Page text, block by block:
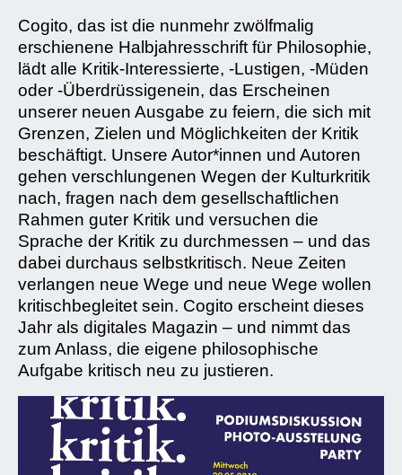
Cogito, das ist die nunmehr zwölfmalig
erschienene Halbjahresschrift für Philosophie,
lädt alle Kritik-Interessierte, -Lustigen, -Müden
oder -Überdrüssigenein, das Erscheinen
unserer neuen Ausgabe zu feiern, die sich mit
Grenzen, Zielen und Möglichkeiten der Kritik
beschäftigt. Unsere Autor*innen und Autoren
gehen verschlungenen Wegen der Kulturkritik
nach, fragen nach dem gesellschaftlichen
Rahmen guter Kritik und versuchen die
Sprache der Kritik zu durchmessen – und das
dabei durchaus selbstkritisch. Neue Zeiten
verlangen neue Wege und neue Wege wollen
kritischbegleitet sein. Cogito erscheint dieses
Jahr als digitales Magazin – und nimmt das
zum Anlass, die eigene philosophische
Aufgabe kritisch neu zu justieren.